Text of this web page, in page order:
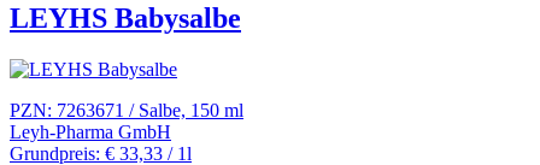
LEYHS Babysalbe
PZN: 7263671 / Salbe, 150 ml
Leyh-Pharma GmbH
Grundpreis: € 33,33 / 1l